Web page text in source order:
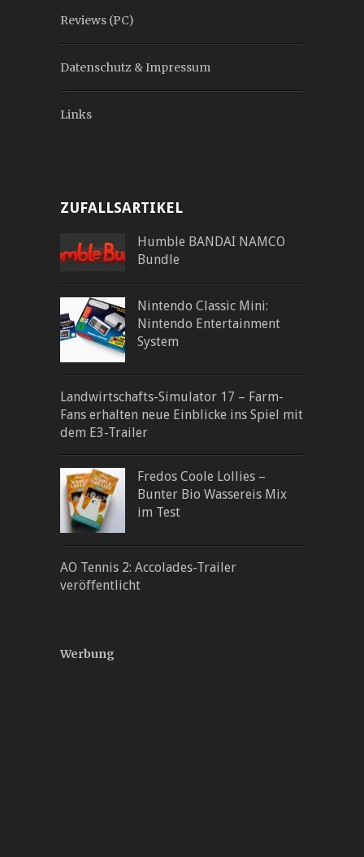
Reviews (PC)
Datenschutz & Impressum
Links
ZUFALLSARTIKEL
Humble BANDAI NAMCO
Bundle
Nintendo Classic Mini:
Nintendo Entertainment
System
Landwirtschafts-Simulator 17 – Farm-
Fans erhalten neue Einblicke ins Spiel mit
dem E3-Trailer
Fredos Coole Lollies –
Bunter Bio Wassereis Mix
im Test
AO Tennis 2: Accolades-Trailer
veröffentlicht
Werbung